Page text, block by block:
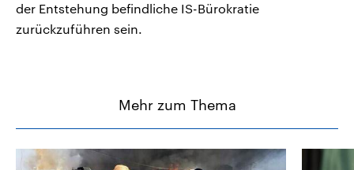
der Entstehung befindliche IS-Bürokratie
zurückzuführen sein.
Mehr zum Thema